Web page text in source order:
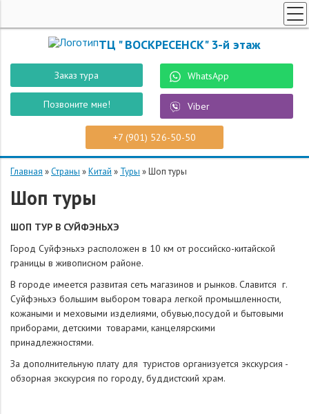
ТЦ " ВОСКРЕСЕНСК" 3-й этаж
Заказ тура
Позвоните мне!
WhatsApp
Viber
+7 (901) 526-50-50
ТУРЫ ПО РОССИИ
ПОИСК ТУРОВ
СПЕЦПРЕДЛОЖЕНИЯ
РОБОТ "ВОСТУР"
СТРАНЫ
О КОМПАНИИ
КОНТАКТЫ
Главная »Страны »Китай » Туры »Шоп туры
Шоп туры
ШОП ТУР В СУЙФЭНЬХЭ
Город Суйфэньхэ расположен в 10 км от российско-китайской
границы в живописном районе.
В городе имеется развитая сеть магазинов и рынков. Славится г.
Суйфэньхэ большим выбором товара легкой промышленности,
кожаными и меховыми изделиями, обувью,посудой и бытовыми
приборами, детскими товарами, канцелярскими
принадлежностями.
За дополнительную плату для туристов организуется экскурсия -
обзорная экскурсия по городу, буддистский храм.